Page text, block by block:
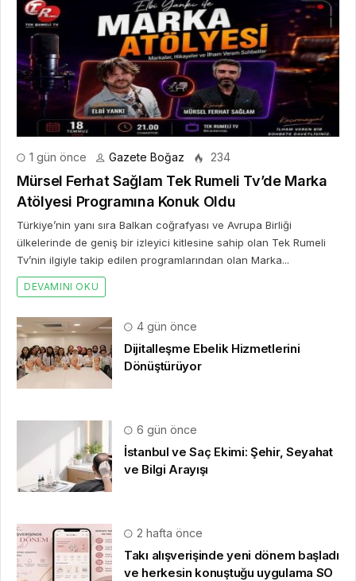
1 gün önce Gazete Boğaz 234
Mürsel Ferhat Sağlam Tek Rumeli Tv’de Marka
Atölyesi Programına Konuk Oldu
Türkiye’nin yanı sıra Balkan coğrafyası ve Avrupa Birliği
ülkelerinde de geniş bir izleyici kitlesine sahip olan Tek Rumeli
Tv’nin ilgiyle takip edilen programlarından olan Marka...
DEVAMINI OKU
4 gün önce
Dijitalleşme Ebelik Hizmetlerini
Dönüştürüyor
6 gün önce
İstanbul ve Saç Ekimi: Şehir, Seyahat
ve Bilgi Arayışı
2 hafta önce
Takı alışverişinde yeni dönem başladı
ve herkesin konuştuğu uygulama SO